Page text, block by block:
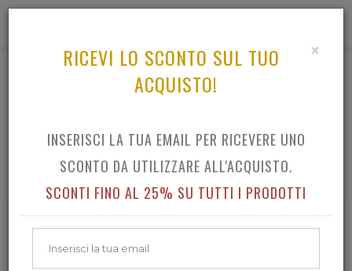
OROLOGI CRONO
TUTTO IL CATALOGO OROLOGI CRONO
×
RICEVI LO SCONTO SUL TUO
ACQUISTO!
INSERISCI LA TUA EMAIL PER RICEVERE UNO
SCONTO DA UTILIZZARE ALL'ACQUISTO.
SCONTI FINO AL 25% SU TUTTI I PRODOTTI